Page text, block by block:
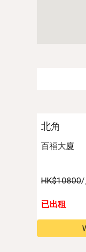
北角
百福大廈
HK$10800/
已出租